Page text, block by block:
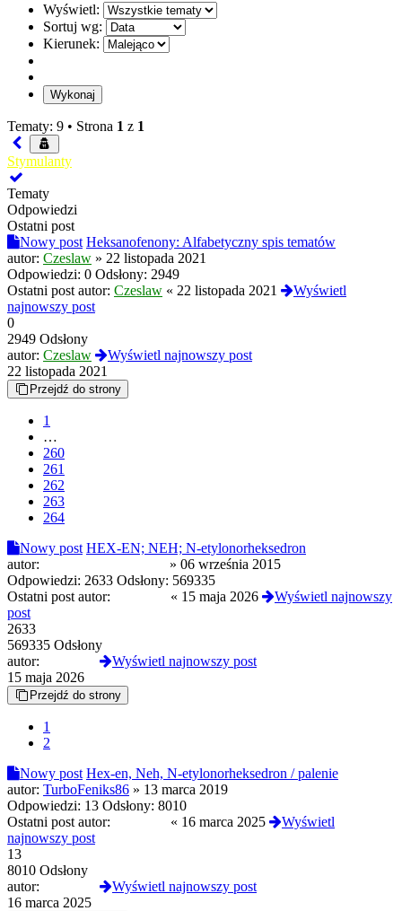
Wyświetl:
Sortuj wg:
Kierunek:
Tematy: 9 • Strona 1 z 1
Stymulanty
Tematy
Odpowiedzi
Ostatni post
Nowy post Heksanofenony: Alfabetyczny spis tematów
autor: Czeslaw » 22 listopada 2021
Odpowiedzi: 0 Odsłony: 2949
Ostatni post autor: Czeslaw « 22 listopada 2021
Wyświetl
najnowszy post
0
2949 Odsłony
autor: Czeslaw
Wyświetl najnowszy post
22 listopada 2021
Przejdź do strony
1
…
260
261
262
263
264
Nowy post HEX-EN; NEH; N-etylonorheksedron
autor:
» 06 września 2015
Odpowiedzi: 2633 Odsłony: 569335
Ostatni post autor:
« 15 maja 2026
Wyświetl najnowszy
post
2633
569335 Odsłony
autor:
Wyświetl najnowszy post
15 maja 2026
Przejdź do strony
1
2
Nowy post Hex-en, Neh, N-etylonorheksedron / palenie
autor: TurboFeniks86 » 13 marca 2019
Odpowiedzi: 13 Odsłony: 8010
Ostatni post autor:
« 16 marca 2025
Wyświetl
najnowszy post
13
8010 Odsłony
autor:
Wyświetl najnowszy post
16 marca 2025